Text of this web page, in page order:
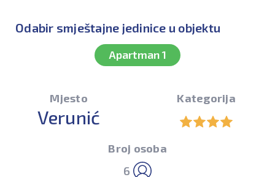
Odabir smještajne jedinice u objektu
Apartman 1
Mjesto
Verunić
Kategorija
Broj osoba
6